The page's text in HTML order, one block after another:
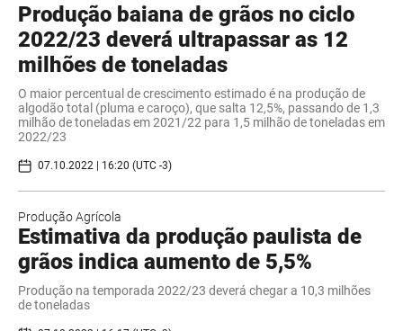
Produção baiana de grãos no ciclo
2022/23 deverá ultrapassar as 12
milhões de toneladas
O maior percentual de crescimento estimado é na produção de
algodão total (pluma e caroço), que salta 12,5%, passando de 1,3
milhão de toneladas em 2021/22 para 1,5 milhão de toneladas em
2022/23
07.10.2022 | 16:20 (UTC -3)
Produção Agrícola
Estimativa da produção paulista de
grãos indica aumento de 5,5%
Produção na temporada 2022/23 deverá chegar a 10,3 milhões
de toneladas